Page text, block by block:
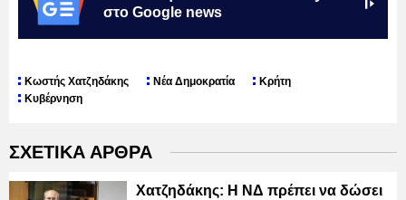
στο Google news
Κωστής Χατζηδάκης Νέα Δημοκρατία
Κρήτη
Κυβέρνηση
ΣΧΕΤΙΚΑ ΑΡΘΡΑ
Χατζηδάκης: Η ΝΔ πρέπει να δώσει